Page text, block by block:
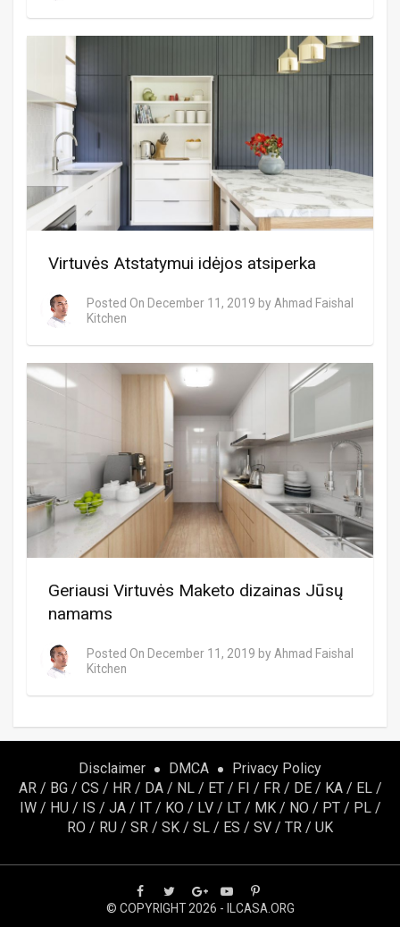
Virtuvės Atstatymui idėjos atsiperka
Posted On December 11, 2019 by Ahmad Faishal
Kitchen
Geriausi Virtuvės Maketo dizainas Jūsų
namams
Posted On December 11, 2019 by Ahmad Faishal
Kitchen
Disclaimer DMCA
Privacy Policy
AR / BG/ CS / HR / DA/ NL/ ET/ FI / FR / DE/ KA/ EL/
IW/ HU/ IS / JA/ IT/ KO / LV/ LT/ MK/ NO / PT/ PL/
RO / RU / SR / SK / SL / ES / SV / TR / UK
© COPYRIGHT 2026 - ILCASA.ORG